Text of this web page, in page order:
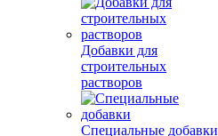
Добавки для
строительных
растворов
Специальные добавки